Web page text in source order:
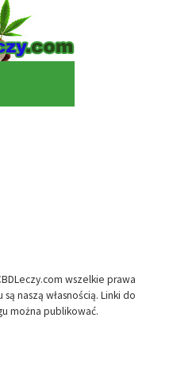
wszelkie prawa
naszą własnością. Linki do
można publikować.